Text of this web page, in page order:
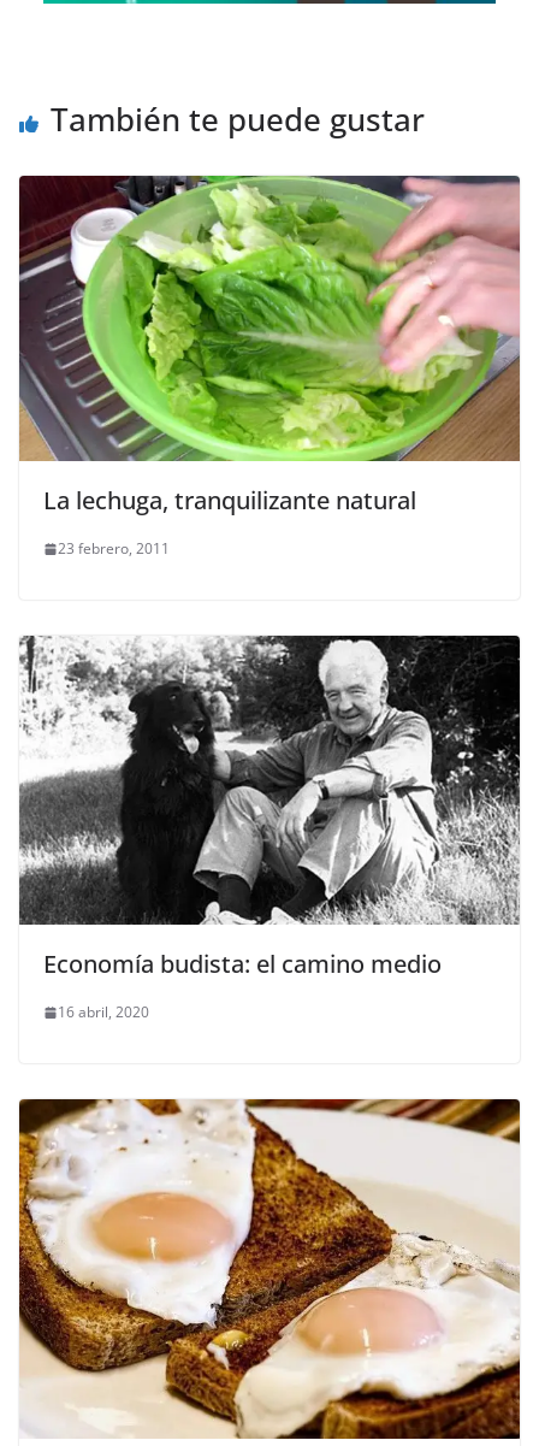
También te puede gustar
La lechuga, tranquilizante natural
23 febrero, 2011
Economía budista: el camino medio
16 abril, 2020